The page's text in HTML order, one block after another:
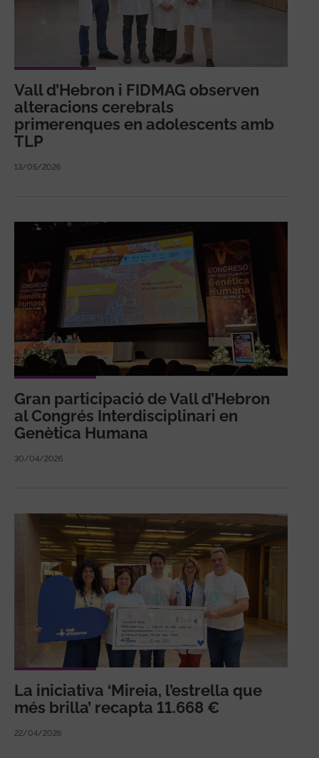
Vall d’Hebron i FIDMAG observen
alteracions cerebrals
primerenques en adolescents amb
TLP
13/05/2026
Gran participació de Vall d’Hebron
al Congrés Interdisciplinari en
Genètica Humana
30/04/2026
La iniciativa ‘Mireia, l’estrella que
més brilla’ recapta 11.668 €
22/04/2026